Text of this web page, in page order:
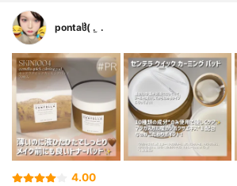
pontaჱ̒( . ̫ .
4.00